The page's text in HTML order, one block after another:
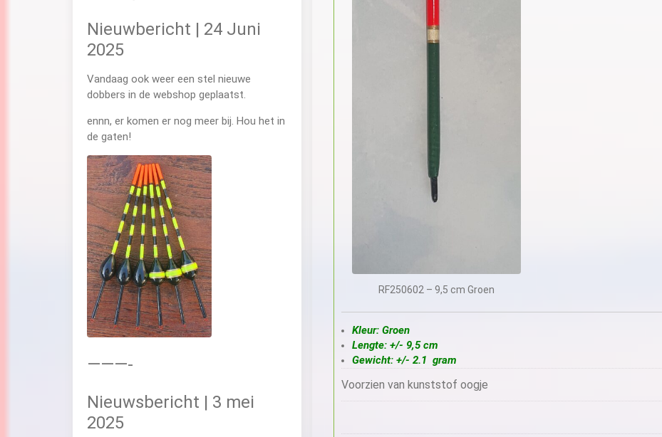
RF250602 – 9,5 cm Groen
Kleur: Groen
Lengte: +/- 9,5 cm
Gewicht: +/- 2.1 gram
Voorzien van kunststof oogje
Nieuwbericht | 24 Juni
2025
Vandaag ook weer een stel nieuwe
dobbers in de webshop geplaatst.
ennn, er komen er nog meer bij. Hou het in
de gaten!
———-
Nieuwsbericht | 3 mei
2025